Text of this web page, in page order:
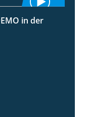
2:37
in der